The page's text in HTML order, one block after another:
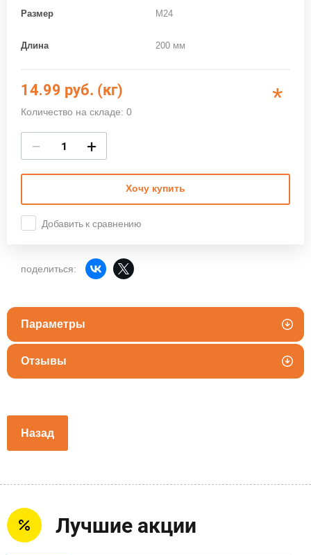
Размер M24
Длина 200 мм
14.99 руб. (кг)
Количество на складе: 0 *
− +
Хочу купить
Добавить к сравнению
поделиться:
Параметры
Отзывы
Назад
Лучшие акции